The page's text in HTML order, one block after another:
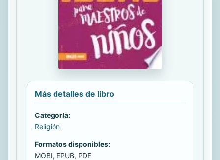
Más detalles de libro
Categoría:
Religión
Formatos disponibles:
MOBI, EPUB, PDF